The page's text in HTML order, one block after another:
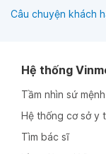
Câu chuyện khách
Hệ thống
Tầm nhìn sứ mệnh
Hệ thống cơ sở y
Tìm bác sĩ